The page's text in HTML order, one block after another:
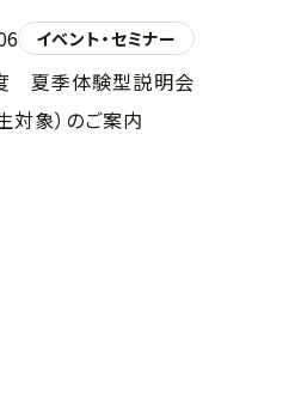
イベント・セミナー
夏季体験型説明会
対象）のご案内